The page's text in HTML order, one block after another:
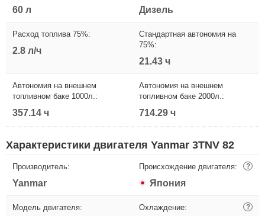
60 л Дизель
Расход топлива 75%:
2.8 л/ч
Стандартная автономия на
75%:
21.43 ч
Автономия на внешнем
топливном баке 1000л.:
357.14 ч
Автономия на внешнем
топливном баке 2000л.:
714.29 ч
Характеристики двигателя Yanmar 3TNV 82
Производитель:
Yanmar
Происхождение двигателя: ?
Япония
Модель двигателя: Охлаждение: ?